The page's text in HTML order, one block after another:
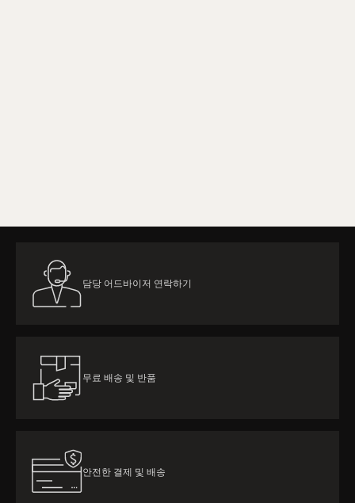
담당 어드바이저 연락하기
무료 배송 및 반품
안전한 결제 및 배송